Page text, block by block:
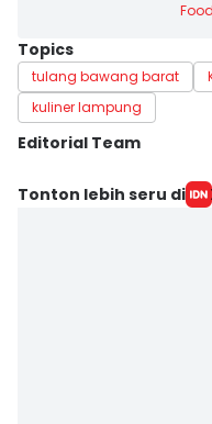
Food
Topics
tulang bawang barat
kuliner lampung
Editorial Team
Editor
Tonton lebih seru di